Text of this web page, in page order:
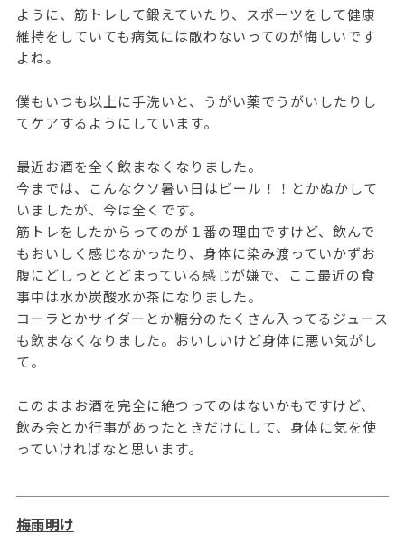
ように、筋トレして鍛えていたり、スポーツをして健康
維持をしていても病気には敵わないってのが悔しいです
よね。
僕もいつも以上に手洗いと、うがい薬でうがいしたりし
てケアするようにしています。
最近お酒を全く飲まなくなりました。
今までは、こんなクソ暑い日はビール！！とかぬかして
いましたが、今は全くです。
筋トレをしたからってのが１番の理由ですけど、飲んで
もおいしく感じなかったり、身体に染み渡っていかずお
腹にどしっととどまっている感じが嫌で、ここ最近の食
事中は水か炭酸水か茶になりました。
コーラとかサイダーとか糖分のたくさん入ってるジュース
も飲まなくなりました。おいしいけど身体に悪い気がし
て。
このままお酒を完全に絶つってのはないかもですけど、
飲み会とか行事があったときだけにして、身体に気を使
っていければなと思います。
梅雨明け